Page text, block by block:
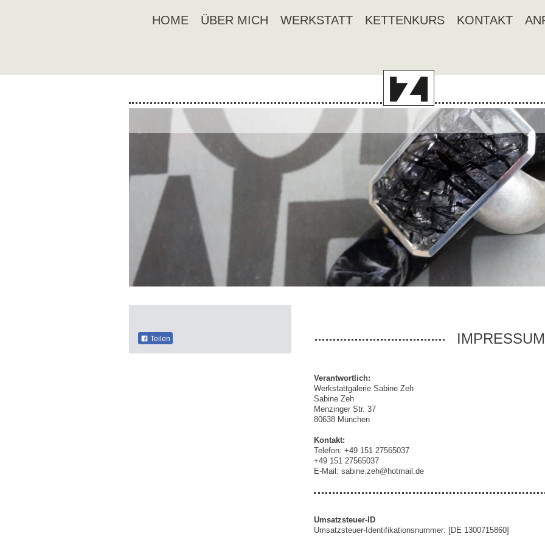
HOME ÜBER MICH WERKSTATT KETTENKURS KONTAKT
IMPRESSUM
Verantwortlich:
Werkstattgalerie Sabine Zeh
Sabine Zeh
Menzinger Str. 37
80638 München
Kontakt:
Telefon: +49 151 27565037
+49 151 27565037
E-Mail: sabine.zeh@hotmail.de
Umsatzsteuer-ID
Umsatzsteuer-Identifikationsnummer: [DE 1300715860]
Teilen